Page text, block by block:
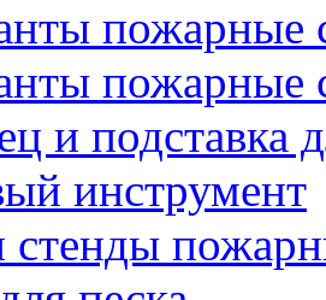
пожарные
пожарные
и подставка
инструмент